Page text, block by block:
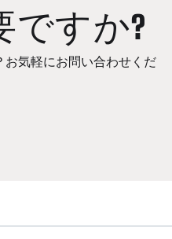
ですか?
お気軽にお問い合わせくだ